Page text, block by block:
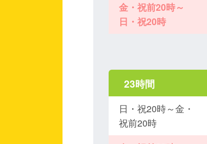
金・祝前20時～
日・祝20時
23時間
日・祝20時～金・
祝前20時